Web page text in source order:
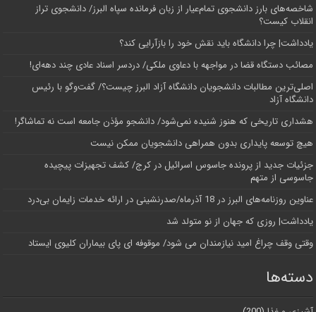
شاخصه‌های بارز دانشجوی تمام‌عیار از زبان فرمانده سپاه البرز/ دانشجوی تراز
انقلاب کیست؟
یادداشت| چرا دانشگاه باید نقش خود را بازآرایی کند؟
مصائب دستگاه قضا در مواجهه با دعاوی ملکی/ دردسر اسناد عادی چند‌ دهه‌ای!
اصلی‌ترین مطالبات دانشجویان دانشگاه آزاد البرز چیست؟/ گفت‌وگو با رئیس
دانشگاه آز‌اد
هشداری تاریخی که هنوز شنیده نمی‌شود/ دانشجو مؤذن جامعه است نه تماشاگر!
هیچ توسعه پایداری بدون همراهی دانشجویان ممکن نیست
جزئیات جدید از پرونده جاسوس اسرائیل در کرج/‌ کشف تجهیزات پیچیده
جاسوسی از متهم
عناوین روزنامه‌های البرز در ‌18 آذرماه/صدرنشینی در ارائه خدمات زایمان بی‌درد
یادداشت| روزی که جهان از نو متولد شد
وقتی وقف چراغ امید نیازمندان می شود/ موقوفه ای پای بیماران کلیوی ایستاد
دسته‌ها